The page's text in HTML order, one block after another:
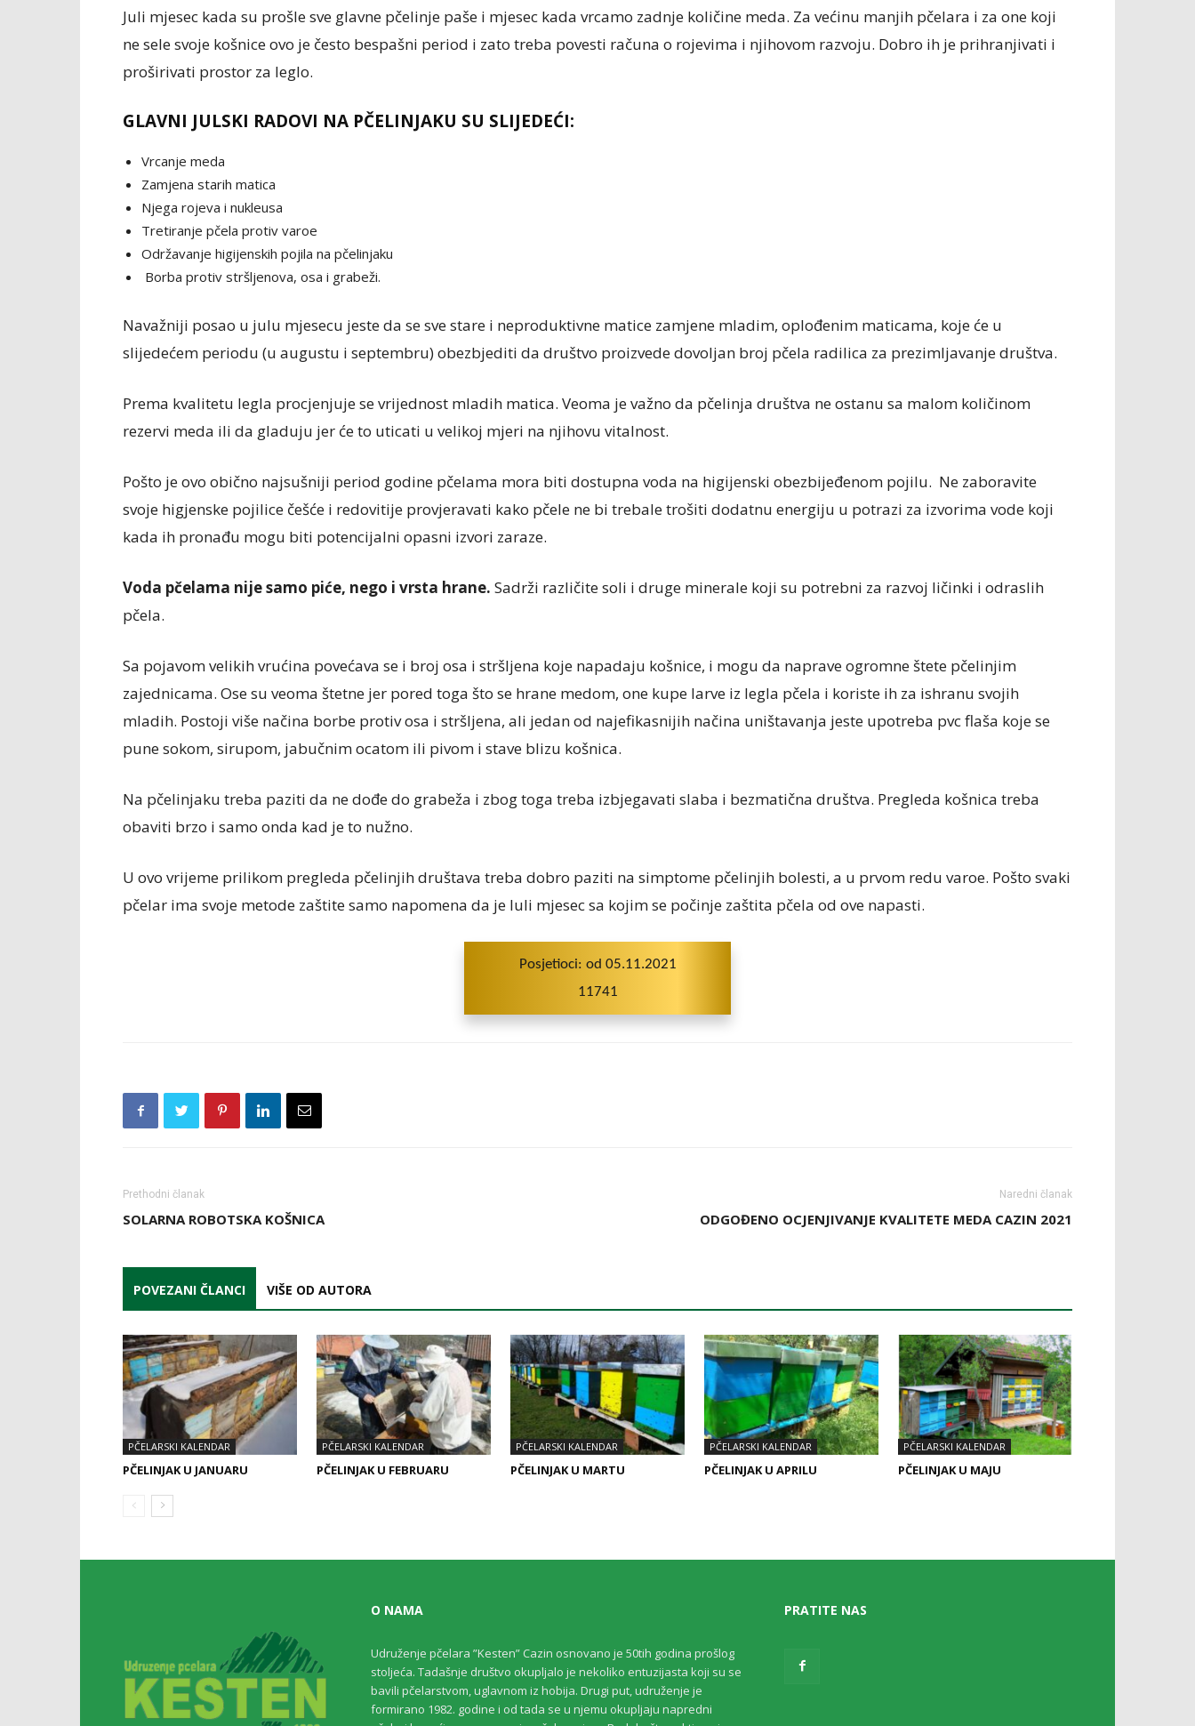
Juli mjesec kada su prošle sve glavne pčelinje paše i mjesec kada vrcamo zadnje količine meda. Za većinu manjih pčelara i za one koji
ne sele svoje košnice ovo je često bespašni period i zato treba povesti računa o rojevima i njihovom razvoju. Dobro ih je prihranjivati i
proširivati prostor za leglo.
GLAVNI JULSKI RADOVI NA PČELINJAKU SU SLIJEDEĆI:
Vrcanje meda
Zamjena starih matica
Njega rojeva i nukleusa
Tretiranje pčela protiv varoe
Održavanje higijenskih pojila na pčelinjaku
Borba protiv stršljenova, osa i grabeži.
Navažniji posao u julu mjesecu jeste da se sve stare i neproduktivne matice zamjene mladim, oplođenim maticama, koje će u
slijedećem periodu (u augustu i septembru) obezbjediti da društvo proizvede dovoljan broj pčela radilica za prezimljavanje društva.
Prema kvalitetu legla procjenjuje se vrijednost mladih matica. Veoma je važno da pčelinja društva ne ostanu sa malom količinom
rezervi meda ili da gladuju jer će to uticati u velikoj mjeri na njihovu vitalnost.
Pošto je ovo obično najsušniji period godine pčelama mora biti dostupna voda na higijenski obezbijeđenom pojilu. Ne zaboravite
svoje higjenske pojilice češće i redovitije provjeravati kako pčele ne bi trebale trošiti dodatnu energiju u potrazi za izvorima vode koji
kada ih pronađu mogu biti potencijalni opasni izvori zaraze.
Voda pčelama nije samo piće, nego i vrsta hrane. Sadrži različite soli i druge minerale koji su potrebni za razvoj ličinki i odraslih
pčela.
Sa pojavom velikih vrućina povećava se i broj osa i stršljena koje napadaju košnice, i mogu da naprave ogromne štete pčelinjim
zajednicama. Ose su veoma štetne jer pored toga što se hrane medom, one kupe larve iz legla pčela i koriste ih za ishranu svojih
mladih. Postoji više načina borbe protiv osa i stršljena, ali jedan od najefikasnijih načina uništavanja jeste upotreba pvc flaša koje se
pune sokom, sirupom, jabučnim ocatom ili pivom i stave blizu košnica.
Na pčelinjaku treba paziti da ne dođe do grabeža i zbog toga treba izbjegavati slaba i bezmatična društva. Pregleda košnica treba
obaviti brzo i samo onda kad je to nužno.
U ovo vrijeme prilikom pregleda pčelinjih društava treba dobro paziti na simptome pčelinjih bolesti, a u prvom redu varoe. Pošto svaki
pčelar ima svoje metode zaštite samo napomena da je luli mjesec sa kojim se počinje zaštita pčela od ove napasti.
Posjetioci: od 05.11.2021
11741
Prethodni članak
SOLARNA ROBOTSKA KOŠNICA
Naredni članak
ODGOĐENO OCJENJIVANJE KVALITETE MEDA CAZIN 2021
POVEZANI ČLANCI VIŠE OD AUTORA
PČELARSKI KALENDAR
PČELINJAK U JANUARU
PČELARSKI KALENDAR
PČELINJAK U FEBRUARU
PČELARSKI KALENDAR
PČELINJAK U MARTU
PČELARSKI KALENDAR
PČELINJAK U APRILU
PČELARSKI KALENDAR
PČELINJAK U MAJU
O NAMA
Udruženje pčelara ”Kesten” Cazin osnovano je 50tih godina prošlog
stoljeća. Tadašnje društvo okupljalo je nekoliko entuzijasta koji su se
bavili pčelarstvom, uglavnom iz hobija. Drugi put, udruženje je
formirano 1982. godine i od tada se u njemu okupljaju napredni
PRATITE NAS